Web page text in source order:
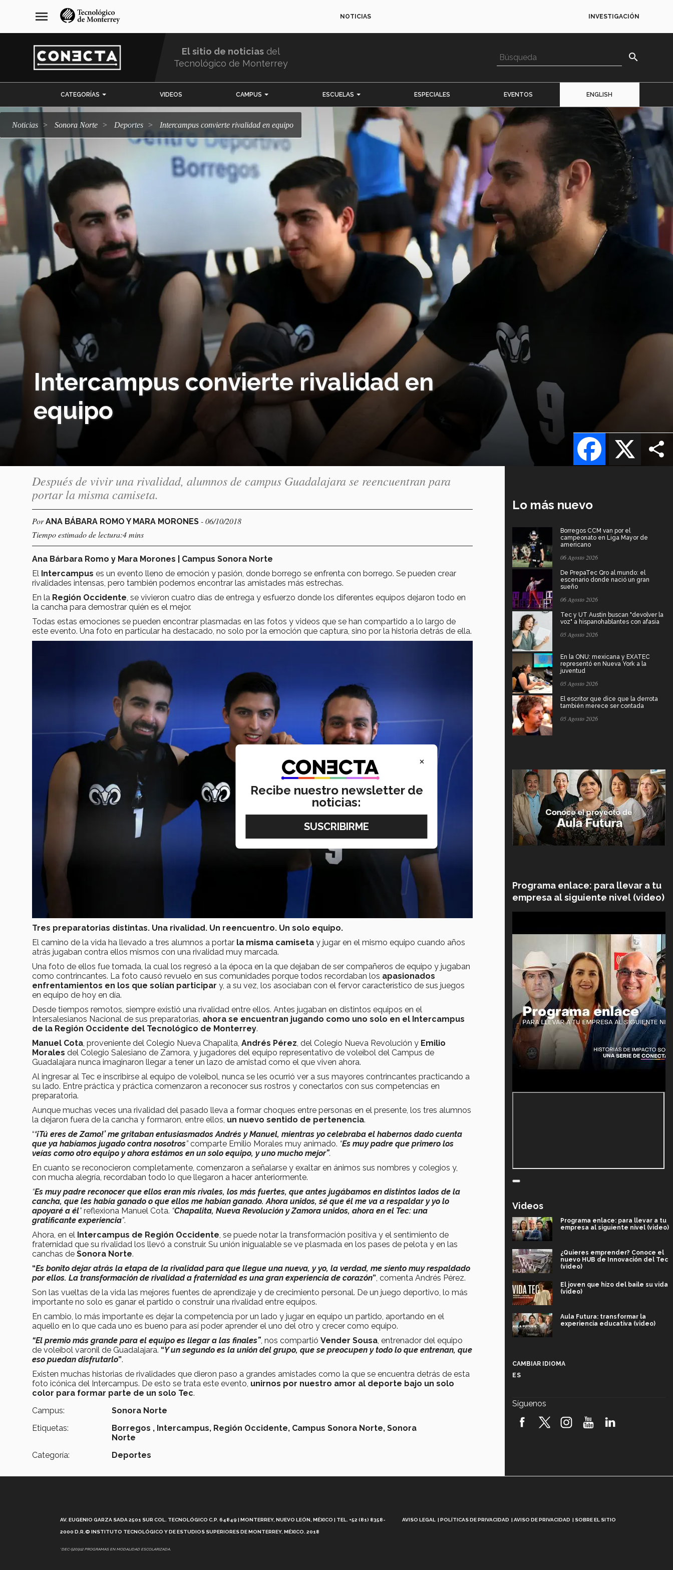
navegación
principal
menu NOTICIAS INVESTIGACIÓN
El sitio de noticias del
Tecnológico de Monterrey
search
CATEGORÍAS VIDEOS CAMPUS ESCUELAS ESPECIALES EVENTOS ENGLISH
Noticias Sonora Norte deportes Intercampus convierte rivalidad en equipo
Intercampus convierte rivalidad en
equipo
X
Facebook
Después de vivir una rivalidad, alumnos de campus Guadalajara se reencuentran para
portar la misma camiseta.
PorANA BÁBARA ROMO Y MARA MORONES - 06/10/2018
Tiempo estimado de lectura:4 mins
Ana Bárbara Romo y Mara Morones | Campus Sonora Norte
El Intercampus es un evento lleno de emoción y pasión, donde borrego se enfrenta con borrego. Se pueden crear
rivalidades intensas, pero también podemos encontrar las amistades más estrechas.
En la Región Occidente , se vivieron cuatro días de entrega y esfuerzo donde los diferentes equipos dejaron todo en
la cancha para demostrar quién es el mejor.
Todas estas emociones se pueden encontrar plasmadas en las fotos y videos que se han compartido a lo largo de
este evento. Una foto en particular ha destacado, no solo por la emoción que captura, sino por la historia detrás de ella.
Tres preparatorias distintas. Una rivalidad. Un reencuentro. Un solo equipo.
El camino de la vida ha llevado a tres alumnos a portar la misma camiseta y jugar en el mismo equipo cuando años
atrás jugaban contra ellos mismos con una rivalidad muy marcada.
Una foto de ellos fue tomada, la cual los regresó a la época en la que dejaban de ser compañeros de equipo y jugaban
como contrincantes. La foto causó revuelo en sus comunidades porque todos recordaban los apasionados
enfrentamientos en los que solían participar y, a su vez, los asociaban con el fervor característico de sus juegos
en equipo de hoy en día.
Desde tiempos remotos, siempre existió una rivalidad entre ellos. Antes jugaban en distintos equipos en el
Intersalesianos Nacional de sus preparatorias, ahora se encuentran jugando como uno solo en el Intercampus
de la Región Occidente del Tecnológico de Monterrey.
Manuel Cota, proveniente del Colegio Nueva Chapalita, Andrés Pérez, del Colegio Nueva Revolución y Emilio
Morales del Colegio Salesiano de Zamora, y jugadores del equipo representativo de voleibol del Campus de
Guadalajara nunca imaginaron llegar a tener un lazo de amistad como el que viven ahora.
Al ingresar al Tec e inscribirse al equipo de voleibol, nunca se les ocurrió ver a sus mayores contrincantes practicando a
su lado. Entre práctica y práctica comenzaron a reconocer sus rostros y conectarlos con sus competencias en
preparatoria.
Aunque muchas veces una rivalidad del pasado lleva a formar choques entre personas en el presente, los tres alumnos
la dejaron fuera de la cancha y formaron, entre ellos, un nuevo sentido de pertenencia.
“‘¡Tú eres de Zamo!’ me gritaban entusiasmados Andrés y Manuel, mientras yo celebraba el habernos dado cuenta
que ya habíamos jugado contra nosotros”comparte Emilio Morales muy animado. “Es muy padre que primero los
veías como otro equipo y ahora estámos en un solo equipo, y uno mucho mejor”.
En cuanto se reconocieron completamente, comenzaron a señalarse y exaltar en ánimos sus nombres y colegios y,
con mucha alegría, recordaban todo lo que llegaron a hacer anteriormente.
“Es muy padre reconocer que ellos eran mis rivales, los más fuertes, que antes jugábamos en distintos lados de la
cancha, que les había ganado o que ellos me habían ganado. Ahora unidos, sé que él me va a respaldar y yo lo
apoyaré a él”reflexiona Manuel Cota. “Chapalita, Nueva Revolución y Zamora unidos, ahora en el Tec: una
gratificante experiencia”.
Ahora, en el Intercampus de Región Occidente, se puede notar la transformación positiva y el sentimiento de
fraternidad que su rivalidad los llevó a construir. Su unión inigualable se ve plasmada en los pases de pelota y en las
canchas de Sonora Norte.
“Es bonito dejar atrás la etapa de la rivalidad para que llegue una nueva, y yo, la verdad, me siento muy respaldado
por ellos. La transformación de rivalidad a fraternidad es una gran experiencia de corazón”, comenta Andrés Pérez.
Son las vueltas de la vida las mejores fuentes de aprendizaje y de crecimiento personal. De un juego deportivo, lo más
importante no solo es ganar el partido o construir una rivalidad entre equipos.
En cambio, lo más importante es dejar la competencia por un lado y jugar en equipo un partido, aportando en el
aquello en lo que cada uno es bueno para así poder aprender el uno del otro y crecer como equipo.
“El premio más grande para el equipo es llegar a las finales”, nos compartió Vender Sousa, entrenador del equipo
de voleibol varonil de Guadalajara. “Y un segundo es la unión del grupo, que se preocupen y todo lo que entrenan, que
eso puedan disfrutarlo”.
Existen muchas historias de rivalidades que dieron paso a grandes amistades como la que se encuentra detrás de esta
foto icónica del Intercampus. De esto se trata este evento, unirnos por nuestro amor al deporte bajo un solo
color para formar parte de un solo Tec.
Campus:
Sonora Norte
Etiquetas:
Borregos , Intercampus, Región Occidente, Campus Sonora Norte, Sonora
Norte
Categoría:
Deportes
Lo más nuevo
Borregos CCM van por el
campeonato en Liga Mayor de
americano
06 Agosto 2026
De PrepaTec Qro al mundo: el
escenario donde nació un gran
sueño
06 Agosto 2026
Tec y UT Austin buscan "devolver la
voz" a hispanohablantes con afasia
05 Agosto 2026
En la ONU: mexicana y EXATEC
representó en Nueva York a la
juventud
05 Agosto 2026
El escritor que dice que la derrota
también merece ser contada
05 Agosto 2026
Programa enlace: para llevar a tu
empresa al siguiente nivel (video)
Videos
Programa enlace: para llevar a tu
empresa al siguiente nivel (video)
¿Quieres emprender? Conoce el
nuevo HUB de Innovación del Tec
(video)
El joven que hizo del baile su vida
(video)
Aula Futura: transformar la
experiencia educativa (video)
robótica FIRST 2026! (video)
¿Cómo es el Modelo Educativo
CAMBIAR IDIOMA
ES
Síguenos
AV. EUGENIO GARZA SADA 2501 SUR COL. TECNOLÓGICO C.P. 64849 | MONTERREY, NUEVO LEÓN, MÉXICO | TEL. +52 (81) 8358-
2000 D.R.© INSTITUTO TECNOLÓGICO Y DE ESTUDIOS SUPERIORES DE MONTERREY, MÉXICO. 2018
*DEC-520912 PROGRAMAS EN MODALIDAD ESCOLARIZADA.
AVISO LEGAL POLÍTICAS DE PRIVACIDAD AVISO DE PRIVACIDAD SOBRE EL SITIO
×
Recibe nuestro newsletter de
noticias: